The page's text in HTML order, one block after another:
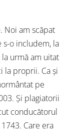
Noi am scăpat
s-o includem, la
urmă am uitat
la proprii. Ca și
pe
Și plagiatorii
conducătorul
Care era